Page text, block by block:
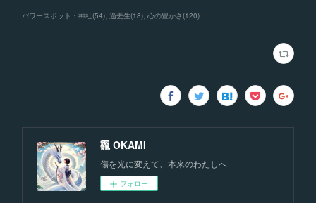
パワースポット・神社(54) 過去生(18) 心の豊かさ (120)
龗 OKAMI
傷を光に変えて、本来のわたしへ
フォロー